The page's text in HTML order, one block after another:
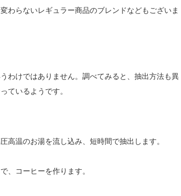
わらないレギュラー商品のブレンドなどもございま
わけではありません。調べてみると、抽出方法も異
ているようです。
高温のお湯を流し込み、短時間で抽出します。
、コーヒーを作ります。